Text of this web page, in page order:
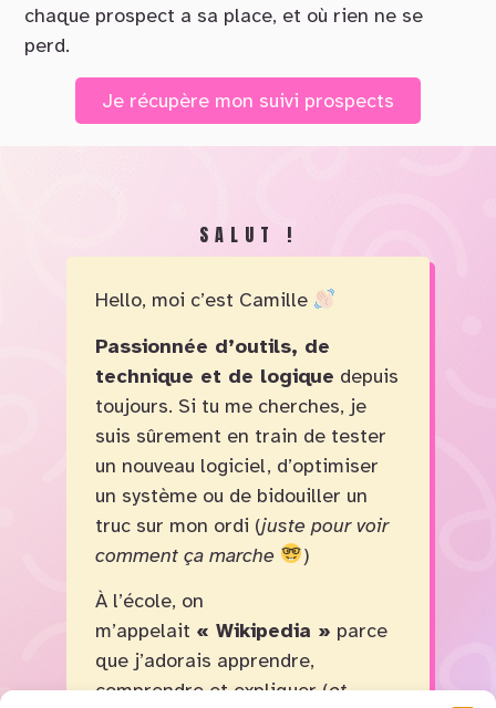
chaque prospect a sa place, et où rien ne se
perd.
Je récupère mon suivi prospects
SALUT !
Hello, moi c’est Camille
Passionnée d’outils, de
technique et de logique depuis
toujours. Si tu me cherches, je
suis sûrement en train de tester
un nouveau logiciel, d’optimiser
un système ou de bidouiller un
truc sur mon ordi (juste pour voir
comment ça marche
)
À l’école, on
m’appelait « Wikipedia » parce
que j’adorais apprendre,
comprendre et expliquer (et